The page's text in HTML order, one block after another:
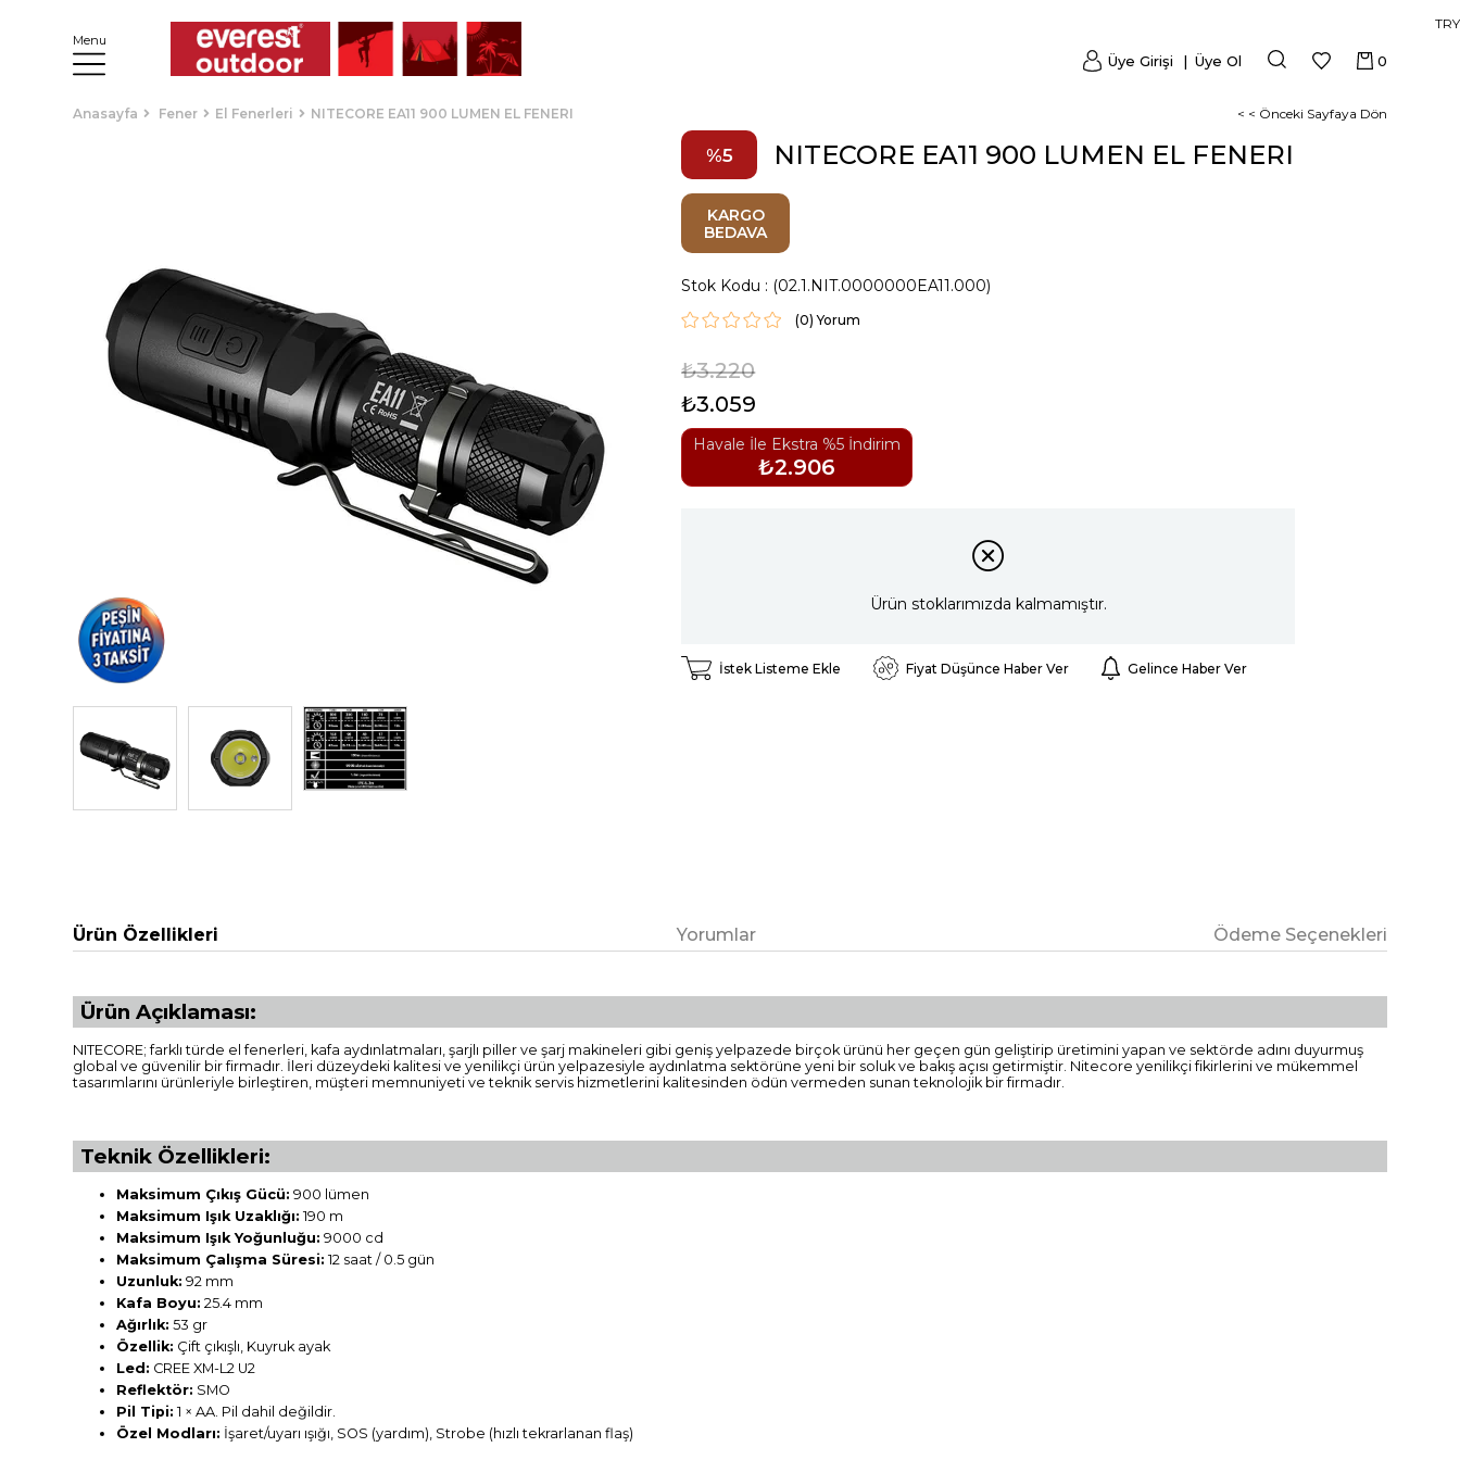
Menu
TRY
0
Üye Girişi Üye Ol
Anasayfa Fener El Fenerleri NITECORE EA11 900 LUMEN EL FENERI < < Önceki Sayfaya Dön
5 NITECORE EA11 900 LUMEN EL FENERI
KARGO
BEDAVA
Stok Kodu (02.1.NIT.0000000EA11.000)
(0)
₺3.220
₺3.059
Havale İle Ekstra %5 İndirim
₺2.906
Ürün stoklarımızda kalmamıştır.
İstek Listeme Ekle Fiyat Düşünce Haber Ver Gelince Haber Ver
Ürün Özellikleri Yorumlar Ödeme Seçenekleri
Ürün Açıklaması:
NITECORE; farklı türde el fenerleri, kafa aydınlatmaları, şarjlı piller ve şarj makineleri gibi geniş yelpazede birçok ürünü her geçen gün geliştirip üretimini yapan ve sektörde adını duyurmuş
global ve güvenilir bir firmadır. İleri düzeydeki kalitesi ve yenilikçi ürün yelpazesiyle aydınlatma sektörüne yeni bir soluk ve bakış açısı getirmiştir. Nitecore yenilikçi fikirlerini ve mükemmel
tasarımlarını ürünleriyle birleştiren, müşteri memnuniyeti ve teknik servis hizmetlerini kalitesinden ödün vermeden sunan teknolojik bir firmadır.
Teknik Özellikleri:
Maksimum Çıkış Gücü: 900 lümen
Maksimum Işık Uzaklığı: 190 m
Maksimum Işık Yoğunluğu: 9000 cd
Maksimum Çalışma Süresi: 12 saat / 0.5 gün
Uzunluk: 92 mm
Kafa Boyu: 25.4 mm
Ağırlık: 53 gr
Özellik: Çift çıkışlı, Kuyruk ayak
Led: CREE XM-L2 U2
Reflektör: SMO
Pil Tipi: 1 × AA. Pil dahil değildir.
Özel Modları: İşaret/uyarı ışığı, SOS (yardım), Strobe (hızlı tekrarlanan flaş)